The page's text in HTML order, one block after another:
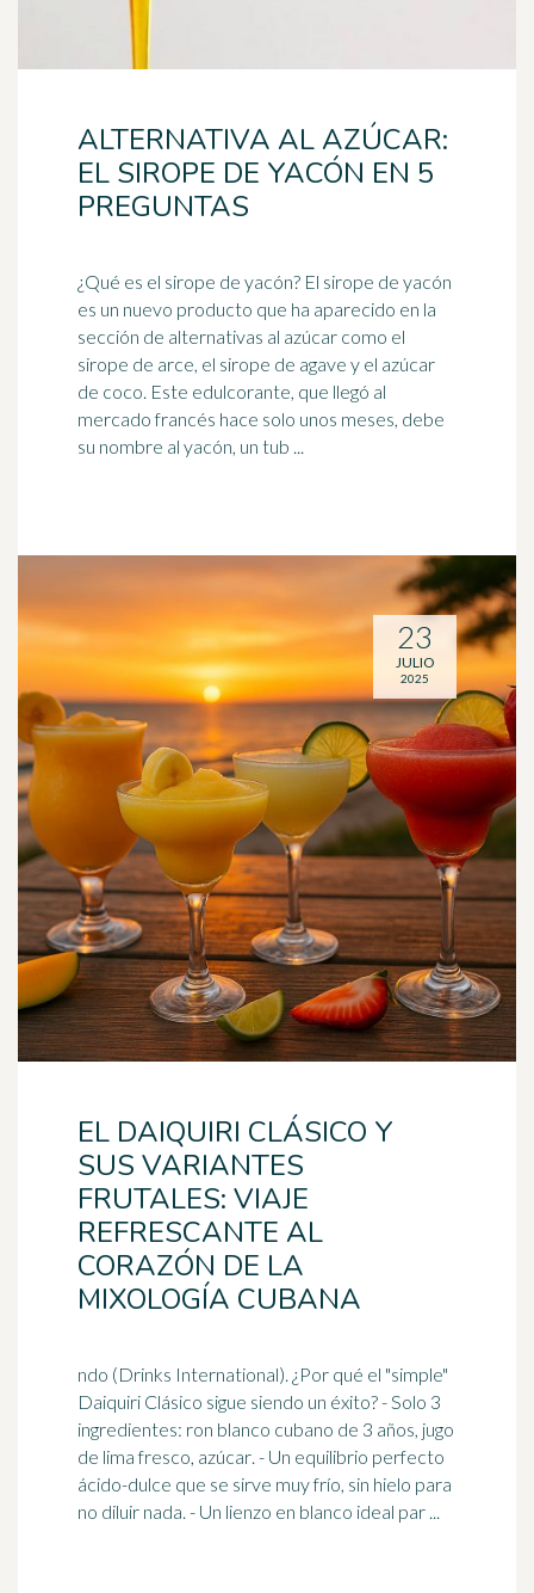
ALTERNATIVA AL AZÚCAR:
EL SIROPE DE YACÓN EN 5
PREGUNTAS
¿Qué es el sirope de yacón? El sirope de yacón
es un nuevo producto que ha aparecido en la
sección de alternativas al azúcar como el
sirope de arce, el sirope de agave y el azúcar
de coco. Este edulcorante, que llegó al
mercado francés hace solo unos meses, debe
su nombre al yacón, un tub ...
EL DAIQUIRI CLÁSICO Y
SUS VARIANTES
FRUTALES: VIAJE
REFRESCANTE AL
CORAZÓN DE LA
MIXOLOGÍA CUBANA
ndo (Drinks International). ¿Por qué el "simple"
Daiquiri Clásico sigue siendo un éxito? - Solo 3
ingredientes: ron blanco cubano de 3 años, jugo
de lima fresco, azúcar. - Un equilibrio perfecto
ácido-dulce que se sirve muy frío, sin hielo para
no diluir nada. - Un lienzo en blanco ideal par ...
23
JULIO
2025